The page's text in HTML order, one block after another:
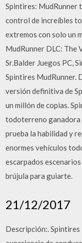
Spintires: MudRunner
control de increíbles
extremos con solo un
MudRunner DLC: The
Sr.Balder Juegos PC,
Spintires MudRunner.
versión definitiva de
un millón de copias.
todoterreno ganadora
prueba la habilidad y
enormes vehículos
escarpados escenarios
brújula para guiarte.
21/12/2017
Descripción:. Spintires